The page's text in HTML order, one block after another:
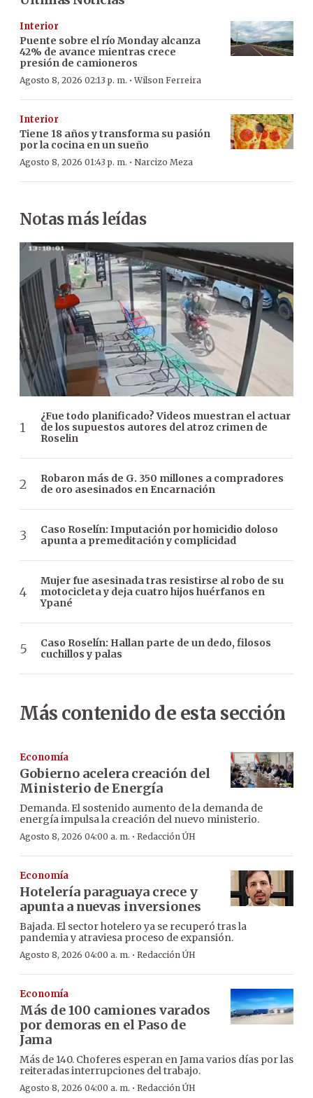
Interior
Puente sobre el río Monday alcanza
42% de avance mientras crece
presión de camioneros
Agosto 8, 2026 02:13 p. m. ·Wilson Ferreira
Interior
Tiene 18 años y transforma su pasión
por la cocina en un sueño
Agosto 8, 2026 01:43 p. m. · Narcizo Meza
Notas más leídas
¿Fue todo planificado? Videos muestran el actuar
de los supuestos autores del atroz crimen de
Roselin
Robaron más de G. 350 millones a compradores
de oro asesinados en Encarnación
Caso Roselín: Imputación por homicidio doloso
apunta a premeditación y complicidad
Mujer fue asesinada tras resistirse al robo de su
motocicleta y deja cuatro hijos huérfanos en
Ypané
Caso Roselín: Hallan parte de un dedo, filosos
cuchillos y palas
Más contenido de esta sección
Economía
Gobierno acelera creación del
Ministerio de Energía
Demanda. El sostenido aumento de la demanda de
energía impulsa la creación del nuevo ministerio.
Agosto 8, 2026 04:00 a. m. · Redacción ÚH
Economía
Hotelería paraguaya crece y
apunta a nuevas inversiones
Bajada. El sector hotelero ya se recuperó tras la
pandemia y atraviesa proceso de expansión.
Agosto 8, 2026 04:00 a. m. · Redacción ÚH
Economía
Más de 100 camiones varados
por demoras en el Paso de
Jama
Más de 140. Choferes esperan en Jama varios días por las
reiteradas interrupciones del trabajo.
Agosto 8, 2026 04:00 a. m. · Redacción ÚH